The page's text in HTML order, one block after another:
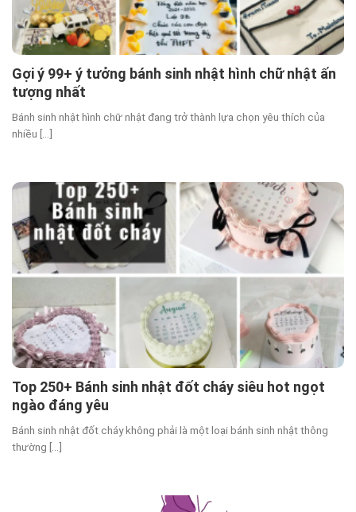
Gợi ý 99+ ý tưởng bánh sinh nhật hình chữ nhật ấn
tượng nhất
Bánh sinh nhật hình chữ nhật đang trở thành lựa chọn yêu thích của
nhiều [...]
Top 250+ Bánh sinh nhật đốt cháy siêu hot ngọt
ngào đáng yêu
Bánh sinh nhật đốt cháy không phải là một loại bánh sinh nhật thông
thường [...]